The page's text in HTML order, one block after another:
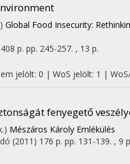
Global Food Insecurity:
408 p. pp. 245-257. , 13 p.
jelölt: 0 | WoS jelölt: 1 |
fenyegető
Mészáros Károly Emlékülés
(2011) 176 p. pp. 131-139. , 9